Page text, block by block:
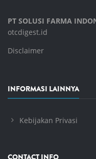
PT SOLUSI FARMA
otcdigest.id
Disclaimer
INFORMASI LAINNYA
Kebijakan Privasi